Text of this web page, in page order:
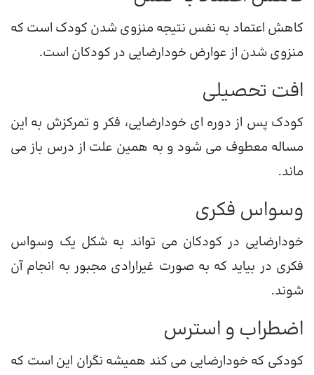
کاهش اعتماد به نفس نتیجه منزوی شدن کودک است که
منزوی شدن از عوارض خودارضایی در کودکان است.
افت تحصیلی
کودک پس از دوره ای خودارضایی، فکر و تمرکزش به این
مساله معطوف می شود و به همین علت از درس باز می
ماند.
وسواس فکری
خودارضایی در کودکان می تواند به شکل یک وسواس
فکری در بیاید که به صورت غیرارادی مجبور به انجام آن
شوند.
اضطراب و استرس
کودکی که خودارضایی می کند همیشه نگران این است که